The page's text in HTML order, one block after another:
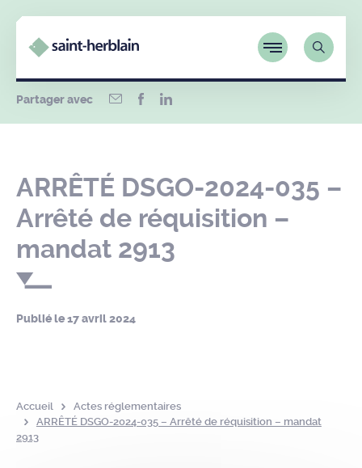
Partager avec
ARRÊTÉ DSGO-2024-035 –
Arrêté de réquisition –
mandat 2913
Publié le17 avril 2024
Accueil
Actes réglementaires
ARRÊTÉ DSGO-2024-035 – Arrêté de réquisition – mandat
2913